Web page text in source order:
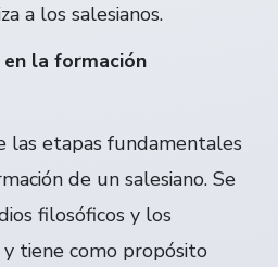
a los salesianos.
la formación
las etapas fundamentales
de un salesiano. Se
filosóficos y los
tiene como propósito